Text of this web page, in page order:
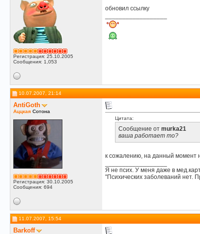
Регистрация: 25.10.2005
Сообщения: 1,053
обновил ссылку
10.07.2007, 21:14
AntiGoth
Аццкая Сотона
Регистрация: 30.10.2005
Сообщения: 694
Цитата:
Сообщение от murka21
ваша работает то?
к сожалению, на данный момент
Я не псих. У меня даже в
"Психических заболеваний нет.
11.07.2007, 15:54
Barkoff